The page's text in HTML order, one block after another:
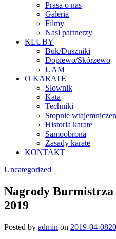
Prasa o nas
Galeria
Filmy
Nasi partnerzy
KLUBY
Buk/Duszniki
Dopiewo/Skórzewo
UAM
O KARATE
Słownik
Kata
Techniki
Stopnie
Historia karate
Samoobrona
Zasady karate
KONTAKT
Uncategorized
Nagrody
2019
Posted by admin on 2019-04-08